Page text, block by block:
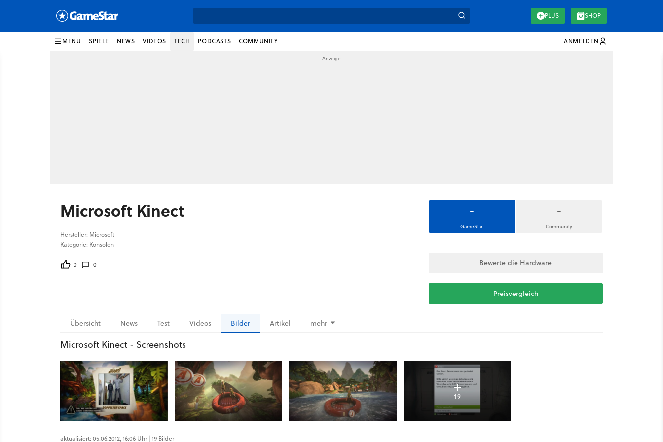
PLUS SHOP
MENU SPIELE NEWS VIDEOS TECH PODCASTS COMMUNITY ANMELDEN
Microsoft Kinect
Hersteller: Microsoft
Kategorie: Konsolen
0 0
-
GameStar
-
Community
Bewerte die Hardware
Preisvergleich
Übersicht News Test Videos Bilder Artikel mehr
Microsoft Kinect - Screenshots
19
aktualisiert: 05.06.2012, 16:06 Uhr | 19 Bilder